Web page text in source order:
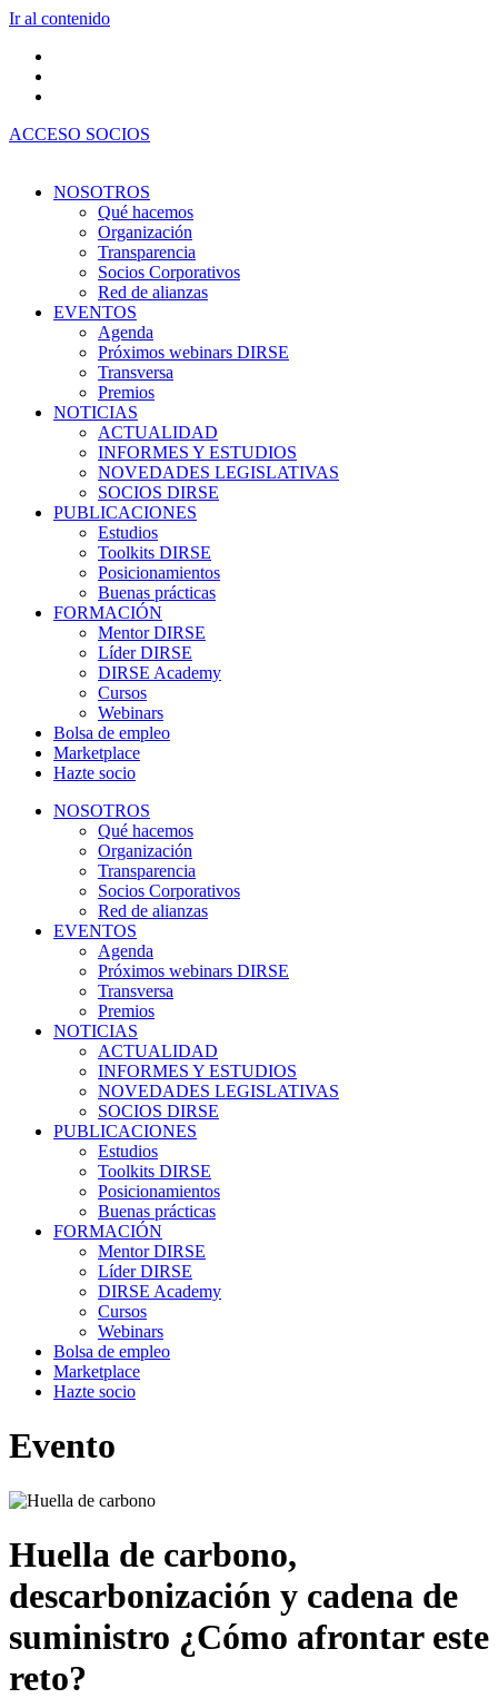
Ir al contenido
ACCESO SOCIOS
NOSOTROS
Qué hacemos
Organización
Transparencia
Socios Corporativos
Red de alianzas
EVENTOS
Agenda
Próximos webinars DIRSE
Transversa
Premios
NOTICIAS
ACTUALIDAD
INFORMES Y ESTUDIOS
NOVEDADES LEGISLATIVAS
SOCIOS DIRSE
PUBLICACIONES
Estudios
Toolkits DIRSE
Posicionamientos
Buenas prácticas
FORMACIÓN
Mentor DIRSE
Líder DIRSE
DIRSE Academy
Cursos
Webinars
Bolsa de empleo
Marketplace
Hazte socio
NOSOTROS
Qué hacemos
Organización
Transparencia
Socios Corporativos
Red de alianzas
EVENTOS
Agenda
Próximos webinars DIRSE
Transversa
Premios
NOTICIAS
ACTUALIDAD
INFORMES Y ESTUDIOS
NOVEDADES LEGISLATIVAS
SOCIOS DIRSE
PUBLICACIONES
Estudios
Toolkits DIRSE
Posicionamientos
Buenas prácticas
FORMACIÓN
Mentor DIRSE
Líder DIRSE
DIRSE Academy
Cursos
Webinars
Bolsa de empleo
Marketplace
Hazte socio
Evento
Huella de carbono,
descarbonización y cadena de
suministro ¿Cómo afrontar este
reto?